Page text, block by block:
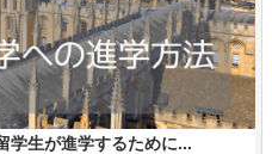
学生が進学するために...